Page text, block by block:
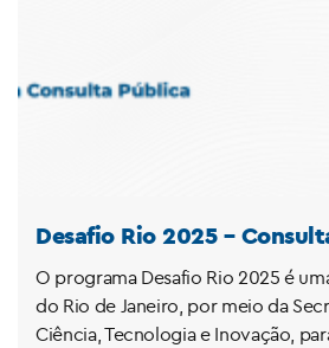
Desafio Rio 2025 –
O programa Desafio Rio 2025 é
do Rio de Janeiro, por meio da
Ciência, Tecnologia e Inovação,